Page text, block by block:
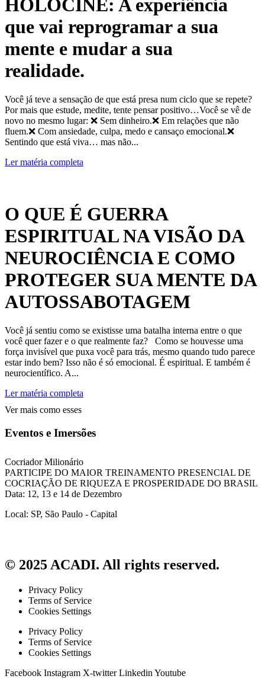
HOLOCINE: A experiência
que vai reprogramar a sua
mente e mudar a sua
realidade.
Você já teve a sensação de que está presa num ciclo que se repete?
Por mais que estude, medite, tente pensar positivo…Você se vê de
novo no mesmo lugar: ❌ Sem dinheiro.❌ Em relações que não
fluem.❌ Com ansiedade, culpa, medo e cansaço emocional.❌
Sentindo que está viva… mas não...
Ler matéria completa
O QUE É GUERRA
ESPIRITUAL NA VISÃO DA
NEUROCIÊNCIA E COMO
PROTEGER SUA MENTE DA
AUTOSSABOTAGEM
Você já sentiu como se existisse uma batalha interna entre o que
você quer fazer e o que realmente faz? Como se houvesse uma
força invisível que puxa você para trás, mesmo quando tudo parece
estar indo bem? Isso não é só emocional. É espiritual. E também é
neurocientífico. A...
Ler matéria completa
Ver mais como esses
Eventos e Imersões
Cocriador Milionário
PARTICIPE DO MAIOR TREINAMENTO PRESENCIAL DE
COCRIAÇÃO DE RIQUEZA E PROSPERIDADE DO BRASIL
Data: 12, 13 e 14 de Dezembro
Local: SP, São Paulo - Capital
© 2025 ACADI. All rights reserved.
Privacy Policy
Terms of Service
Cookies Settings
Privacy Policy
Terms of Service
Cookies Settings
Facebook Instagram X-twitter Linkedin Youtube